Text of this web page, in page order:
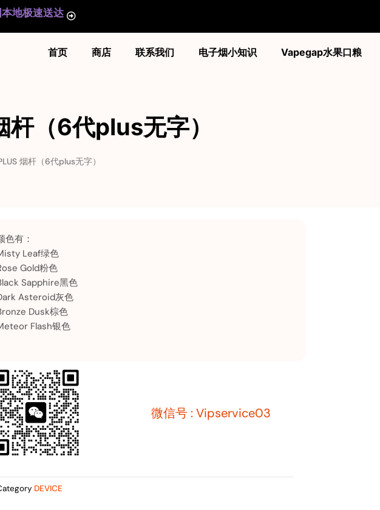
地极速送达
首页 商店 联系我们 电子烟小知识 Vapegap水果口粮
（6代plus无字）
烟杆（6代plus无字）
色有：
Leaf绿色
Gold粉色
Sapphire黑色
Asteroid灰色
Dusk棕色
Flash银色
微信号 : Vipservice03
DEVICE